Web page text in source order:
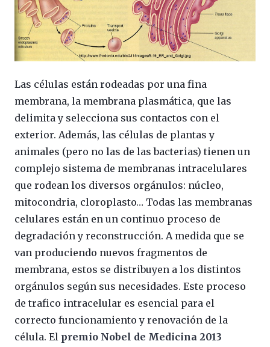
Las células están rodeadas por una fina
membrana, la membrana plasmática, que las
delimita y selecciona sus contactos con el
exterior. Además, las células de plantas y
animales (pero no las de las bacterias) tienen un
complejo sistema de membranas intracelulares
que rodean los diversos orgánulos: núcleo,
mitocondria, cloroplasto… Todas las membranas
celulares están en un continuo proceso de
degradación y reconstrucción. A medida que se
van produciendo nuevos fragmentos de
membrana, estos se distribuyen a los distintos
orgánulos según sus necesidades. Este proceso
de trafico intracelular es esencial para el
correcto funcionamiento y renovación de la
célula. El premio Nobel de Medicina 2013